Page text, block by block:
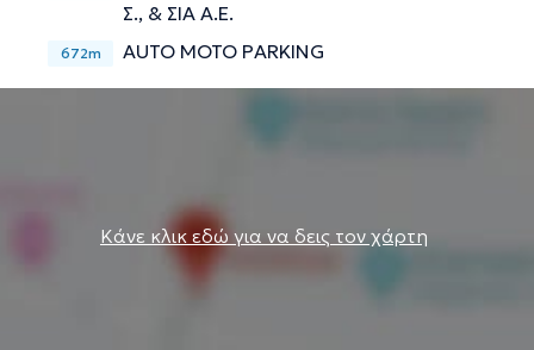
Σ., & ΣΙΑ Α.Ε.
672m AUTO MOTO PARKING
Κάνε κλικ εδώ για να δεις τον χάρτη